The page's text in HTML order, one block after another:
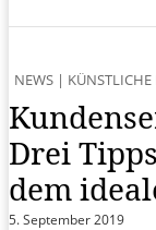
NEWS |
Drei
dem
5. September 2019